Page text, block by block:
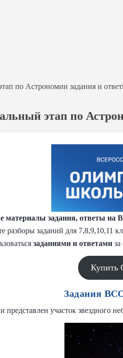
по Астрономии задания и
этап по
материалы задания, ответы
разборы заданий для 7,8,9,10,11
заданиями и ответами
Купить
Задания
представлен участок звездного